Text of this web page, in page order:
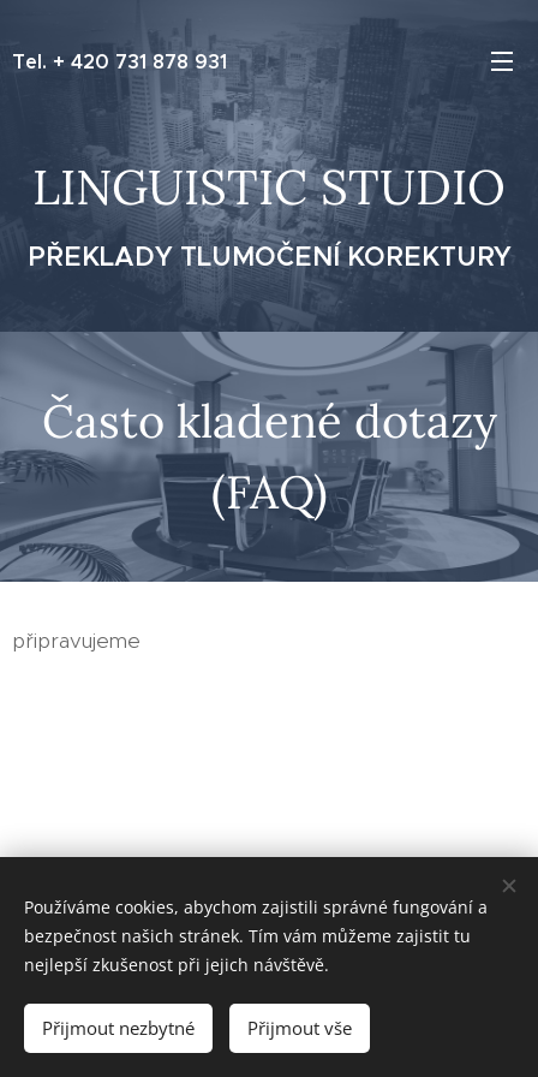
Tel. + 420 731 878 931
LINGUISTIC STUDIO
PŘEKLADY TLUMOČENÍ KOREKTURY
Často kladené dotazy
(FAQ)
připravujeme
Copyright©Investment Storage s.r.o., 2006 - 2025
Všechna práva vyhrazena.
Cookies
Jazyky
Čeština
Русский English
Používáme cookies, abychom zajistili správné fungování a
bezpečnost našich stránek. Tím vám můžeme zajistit tu
nejlepší zkušenost při jejich návštěvě.
Přijmout nezbytné Přijmout vše